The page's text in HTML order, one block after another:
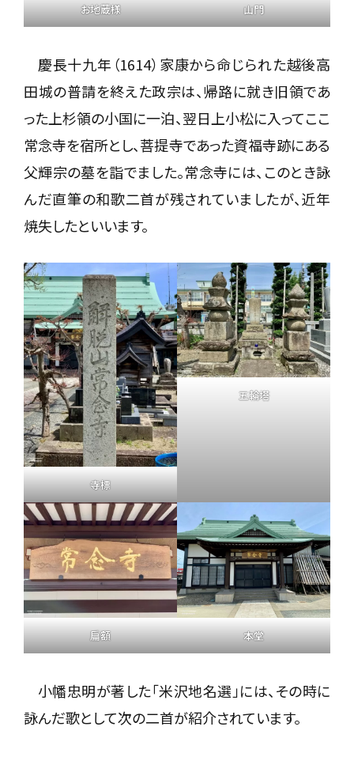
お地蔵様 山門
慶長十九年（1614）家康から命じられた越後高
田城の普請を終えた政宗は、帰路に就き旧領であ
った上杉領の小国に一泊、翌日上小松に入ってここ
常念寺を宿所とし、菩提寺であった資福寺跡にある
父輝宗の墓を詣でました。常念寺には、このとき詠
んだ直筆の和歌二首が残されていましたが、近年
焼失したといいます。
寺標
五輪塔
扁額 本堂
小幡忠明が著した「米沢地名選」には、その時に
詠んだ歌として次の二首が紹介されています。